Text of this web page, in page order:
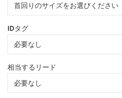
IDタグ
相当するリード